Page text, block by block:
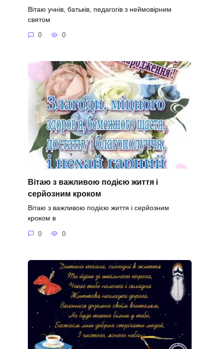
Вітаю учнів, батьків, педагогів з неймовірним
святом
0 0
Вітаю з важливою подією життя і
серйозним кроком
Вітаю з важливою подією життя і серйозним
кроком в
0 0